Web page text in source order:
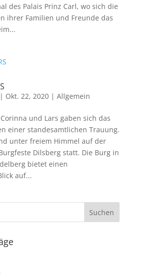
des Palais Prinz Carl, wo sich die
ihrer Familien und Freunde das
Okt. 22, 2020| Allgemein
Corinna und Lars gaben sich das
einer standesamtlichen Trauung.
unter freiem Himmel auf der
Dilsberg statt. Die Burg in
bietet einen
auf...